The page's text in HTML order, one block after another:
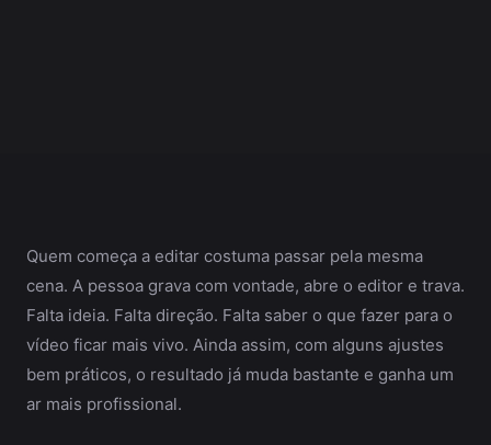
Quem começa a editar costuma passar pela mesma
cena. A pessoa grava com vontade, abre o editor e trava.
Falta ideia. Falta direção. Falta saber o que fazer para o
vídeo ficar mais vivo. Ainda assim, com alguns ajustes
bem práticos, o resultado já muda bastante e ganha um
ar mais profissional.